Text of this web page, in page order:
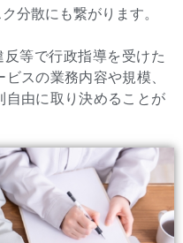
分散にも繋がります。
等で行政指導を受けた
スの業務内容や規模、
由に取り決めることが